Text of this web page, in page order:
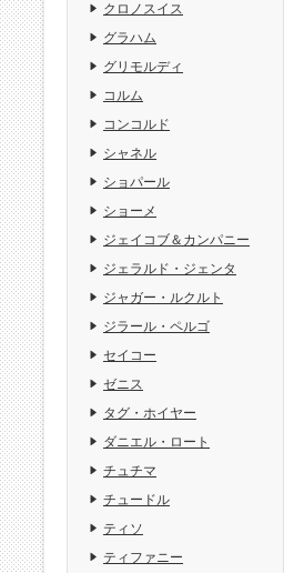
クロノスイス
グラハム
グリモルディ
コルム
コンコルド
シャネル
ショパール
ショーメ
ジェイコブ＆カンパニー
ジェラルド・ジェンタ
ジャガー・ルクルト
ジラール・ペルゴ
セイコー
ゼニス
タグ・ホイヤー
ダニエル・ロート
チュチマ
チュードル
ティソ
ティファニー